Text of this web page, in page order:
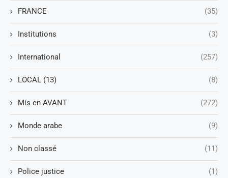
FRANCE (35)
Institutions (3)
International (257)
LOCAL (13) (8)
Mis en AVANT (272)
Monde arabe (9)
Non classé (11)
Police justice (1)